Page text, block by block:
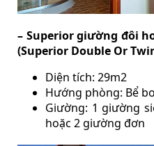
– Superior giường đôi
(Superior Double Or
Diện tích: 29m2
Hướng phòng: Bể
Giường: 1 giường
hoặc 2 giường đơn